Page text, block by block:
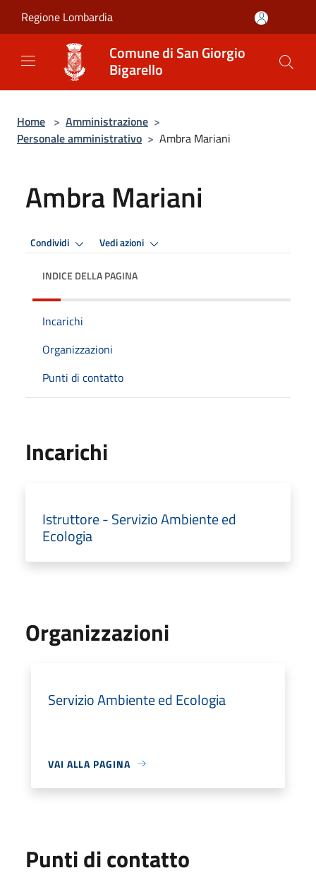
Regione Lombardia
Comune di San Giorgio
Bigarello
Home > Amministrazione >
Personale amministrativo > Ambra Mariani
Ambra Mariani
Condividi Vedi azioni
INDICE DELLA PAGINA
Incarichi
Organizzazioni
Punti di contatto
Incarichi
Istruttore - Servizio Ambiente ed
Ecologia
Organizzazioni
Servizio Ambiente ed Ecologia
VAI ALLA PAGINA
Punti di contatto